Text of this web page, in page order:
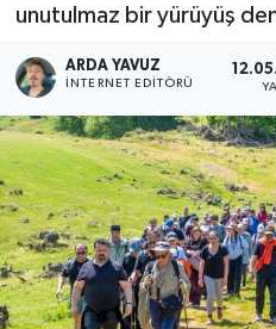
unutulmaz bir yürüyüş
ARDA YAVUZ
İNTERNET EDITÖRÜ